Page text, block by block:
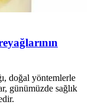
doğal yöntemlerle
günümüzde sağlık